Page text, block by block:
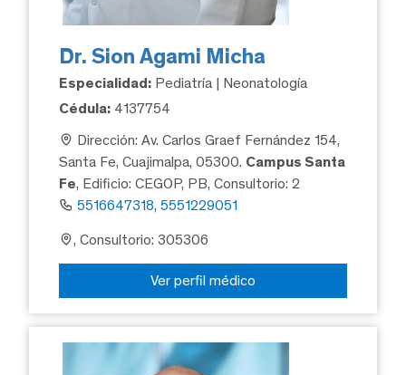
Dr. Sion Agami Micha
Especialidad: Pediatría | Neonatología
Cédula: 4137754
Dirección: Av. Carlos Graef Fernández 154,
Santa Fe, Cuajimalpa, 05300. Campus Santa
Fe, Edificio: CEGOP, PB, Consultorio: 2
5516647318, 5551229051
, Consultorio: 305306
Ver perfil médico